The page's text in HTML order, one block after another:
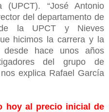
(UPCT). “José Antonio
del departamento de
de la UPCT y Nieves
hicimos la carrera y la
hace unos años
del grupo de
explica Rafael García
hoy al precio inicial de